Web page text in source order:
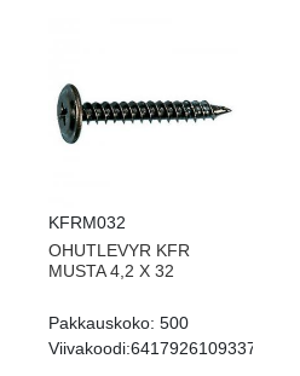
KFRM032
OHUTLEVYR KFR
MUSTA 4,2 X 32
Pakkauskoko: 500
Viivakoodi:6417926109337